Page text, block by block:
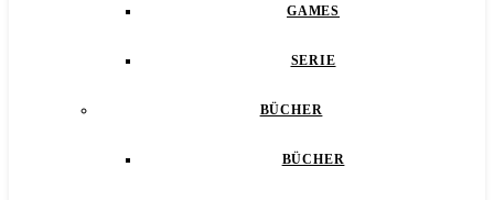
GAMES
SERIE
BÜCHER
BÜCHER